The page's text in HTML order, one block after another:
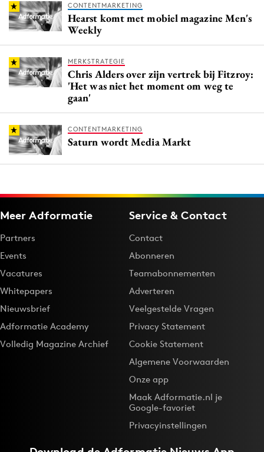
CONTENTMARKETING
Hearst komt met mobiel magazine Men's
Weekly
MERKSTRATEGIE
Chris Alders over zijn vertrek bij Fitzroy:
'Het was niet het moment om weg te
gaan'
CONTENTMARKETING
Saturn wordt Media Markt
Meer Adformatie
Partners
Events
Vacatures
Whitepapers
Nieuwsbrief
Adformatie Academy
Volledig Magazine Archief
Service & Contact
Contact
Abonneren
Teamabonnementen
Adverteren
Veelgestelde Vragen
Privacy Statement
Cookie Statement
Algemene Voorwaarden
Onze app
Maak Adformatie.nl je
Google-favoriet
Privacyinstellingen